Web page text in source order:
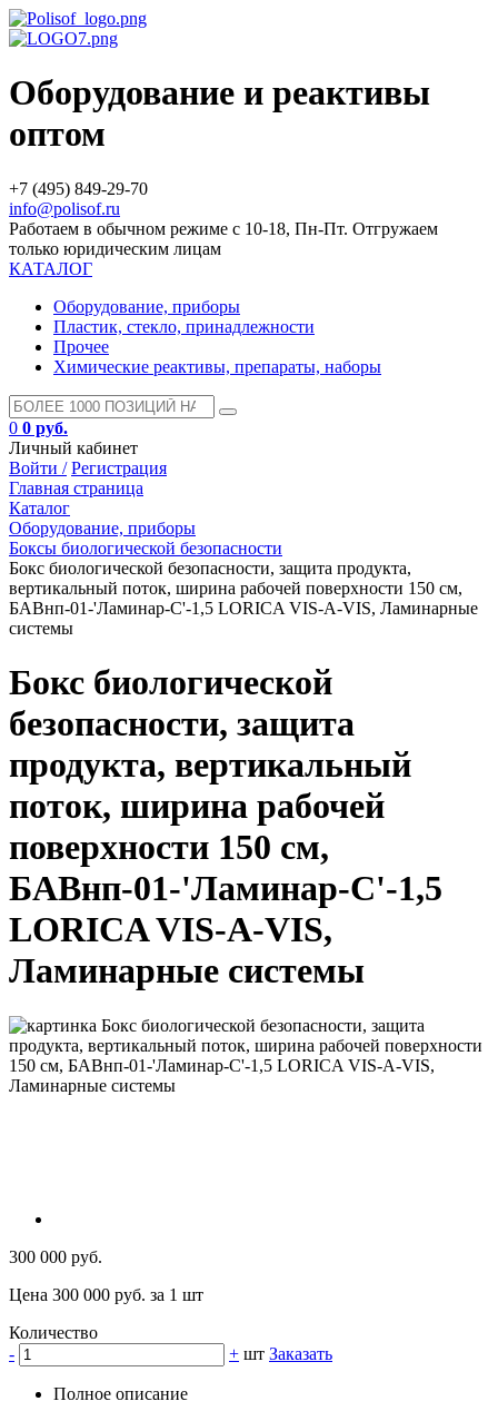
Оборудование и реактивы
оптом
+7 (495) 849-29-70
info@polisof.ru
Работаем в обычном режиме с 10-18, Пн-Пт. Отгружаем
только юридическим лицам
КАТАЛОГ
Оборудование, приборы
Пластик, стекло, принадлежности
Прочее
Химические реактивы, препараты, наборы
0 0 руб.
Личный кабинет
Войти / Регистрация
Главная страница
Каталог
Оборудование, приборы
Боксы биологической безопасности
Бокс биологической безопасности, защита продукта,
вертикальный поток, ширина рабочей поверхности 150 см,
БАВнп-01-'Ламинар-С'-1,5 LORICA VIS-A-VIS, Ламинарные
системы
Бокс биологической
безопасности, защита
продукта, вертикальный
поток, ширина рабочей
поверхности 150 см,
БАВнп-01-'Ламинар-С'-1,5
LORICA VIS-A-VIS,
Ламинарные системы
300 000 руб.
Цена 300 000 руб. за 1 шт
Количество
-
+ шт Заказать
Полное описание